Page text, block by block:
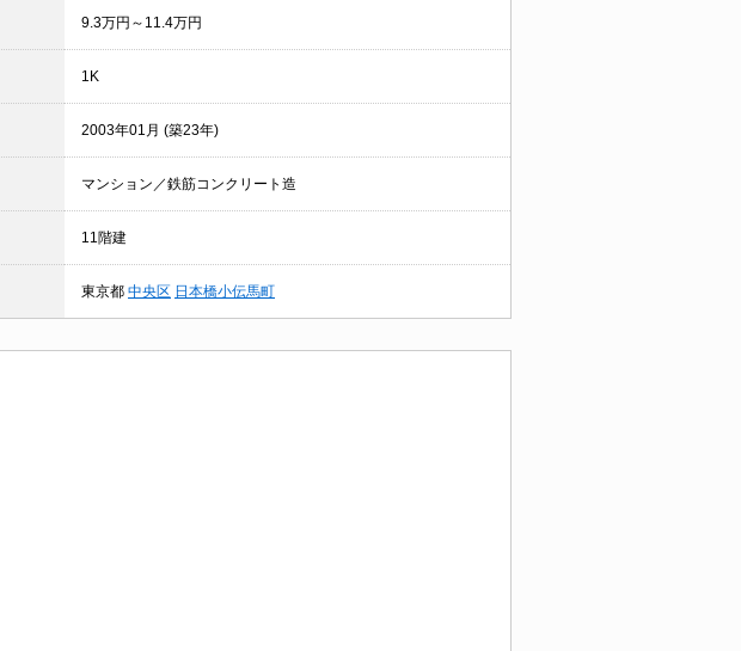
9.3万円～11.4万円
1K
2003年01月 (築23年)
マンション／鉄筋コンクリート造
11階建
東京都 中央区 日本橋小伝馬町